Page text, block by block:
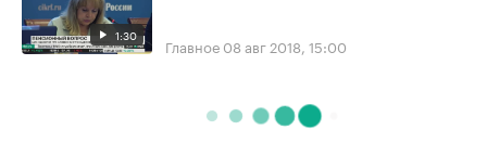
1:30 Главное 08 авг 2018, 15:00